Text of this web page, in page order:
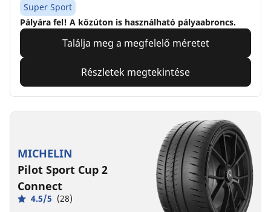
Super Sport
Pályára fel! A közúton is használható pályaabroncs.
Találja meg a megfelelő méretet
Részletek megtekintése
MICHELIN
Pilot Sport Cup 2
Connect
4.5/5 (28)